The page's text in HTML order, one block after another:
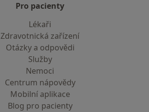
Pro pacienty
Lékaři
Zdravotnická zařízení
Otázky a odpovědi
Služby
Nemoci
Centrum nápovědy
Mobilní aplikace
Blog pro pacienty